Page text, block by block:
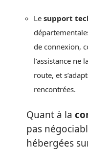
Le support
de connexion,
l’assistance ne
route, et
rencontrées.
Quant à la
pas
hébergées